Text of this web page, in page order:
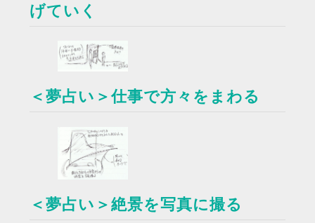
げていく
＜夢占い＞仕事で方々をまわる
＜夢占い＞絶景を写真に撮る